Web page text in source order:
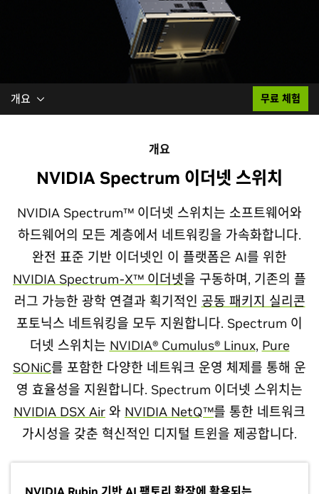
개요 무료 체험
개요
NVIDIA Spectrum 이더넷 스위치
NVIDIA Spectrum™ 이더넷 스위치는 소프트웨어와
하드웨어의 모든 계층에서 네트워킹을 가속화합니다.
완전 표준 기반 이더넷인 이 플랫폼은 AI를 위한
NVIDIA Spectrum-X™ 이더넷을 구동하며, 기존의 플
러그 가능한 광학 연결과 획기적인 공동 패키지 실리콘
포토닉스 네트워킹을 모두 지원합니다. Spectrum 이
더넷 스위치는 NVIDIA® Cumulus® Linux, Pure
SONiC를 포함한 다양한 네트워크 운영 체제를 통해 운
영 효율성을 지원합니다. Spectrum 이더넷 스위치는
NVIDIA DSX Air 와 NVIDIA NetQ™를 통한 네트워크
가시성을 갖춘 혁신적인 디지털 트윈을 제공합니다.
NVIDIA Rubin 기반 AI 팩토리 확장에 활용되는